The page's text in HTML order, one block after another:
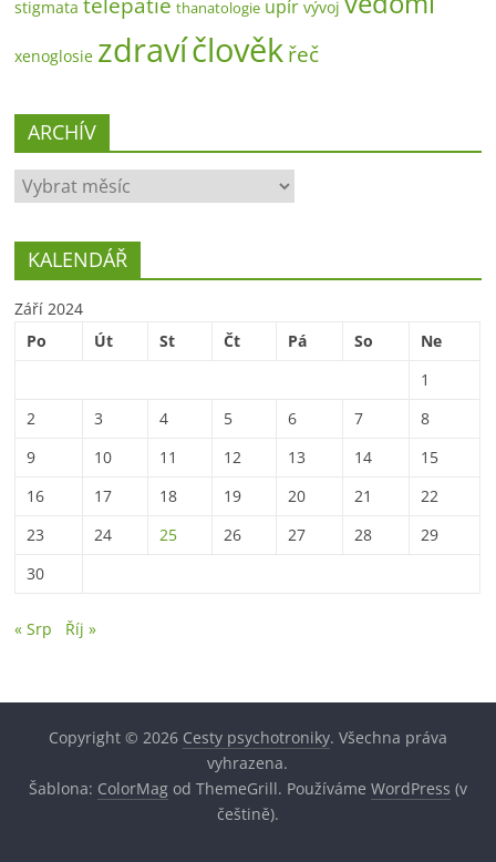
stigmata thanatologie upír vývoj
xenoglosie zdravíčlověkřeč
ARCHÍV
ARCHÍV
KALENDÁŘ
Září 2024
Po
Út St Čt Pá So
Ne
1
2
3 4 5 6 7
8
9
10 11 12 13 14
15
16
17 18 19 20 21
22
23
24 25 26 27 28
29
30
« Srp Říj »
Copyright © 2026 Cesty psychotroniky. Všechna práva
vyhrazena.
Šablona: ColorMagod ThemeGrill. Používáme WordPress (v
češtině).